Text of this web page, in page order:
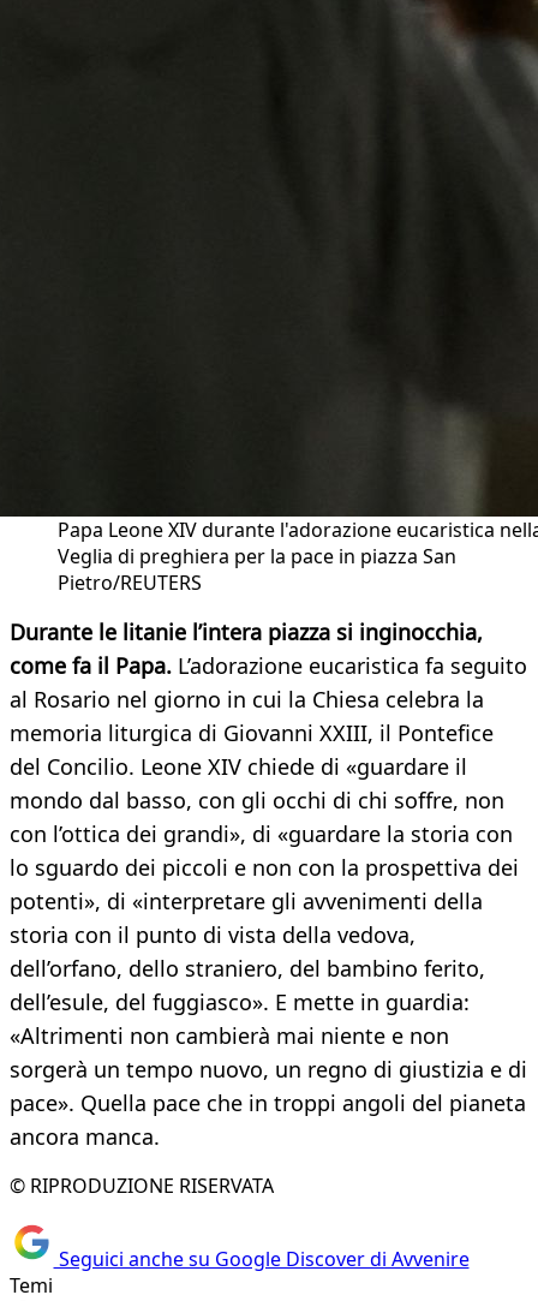
Papa Leone XIV durante l'adorazione eucaristica
Veglia di preghiera per la pace in piazza San
Pietro/REUTERS
Durante le litanie l’intera piazza si inginocchia,
come fa il Papa. L’adorazione eucaristica fa seguito
al Rosario nel giorno in cui la Chiesa celebra la
memoria liturgica di Giovanni XXIII, il Pontefice
del Concilio. Leone XIV chiede di «guardare il
mondo dal basso, con gli occhi di chi soffre, non
con l’ottica dei grandi», di «guardare la storia con
lo sguardo dei piccoli e non con la prospettiva dei
potenti», di «interpretare gli avvenimenti della
storia con il punto di vista della vedova,
dell’orfano, dello straniero, del bambino ferito,
dell’esule, del fuggiasco». E mette in guardia:
«Altrimenti non cambierà mai niente e non
sorgerà un tempo nuovo, un regno di giustizia e di
pace». Quella pace che in troppi angoli del pianeta
ancora manca.
© RIPRODUZIONE RISERVATA
Seguici anche su Google Discover di Avvenire
Temi